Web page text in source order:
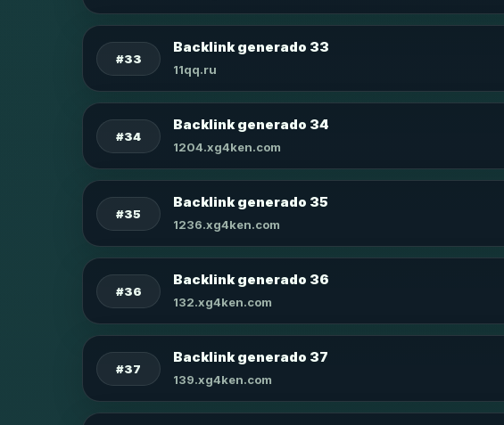
#33
Backlink generado 33
11qq.ru
#34
Backlink generado 34
1204.xg4ken.com
#35
Backlink generado 35
1236.xg4ken.com
#36
Backlink generado 36
132.xg4ken.com
#37
Backlink generado 37
139.xg4ken.com